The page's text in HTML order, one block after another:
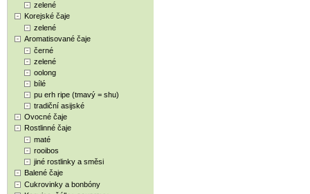
zelené
Korejské čaje
zelené
Aromatisované čaje
černé
zelené
oolong
bílé
pu erh ripe (tmavý = shu)
tradiční asijské
Ovocné čaje
Rostlinné čaje
maté
rooibos
jiné rostlinky a směsi
Balené čaje
Cukrovinky a bonbóny